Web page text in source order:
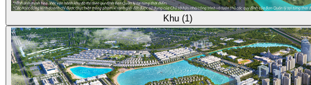
Khu (1)